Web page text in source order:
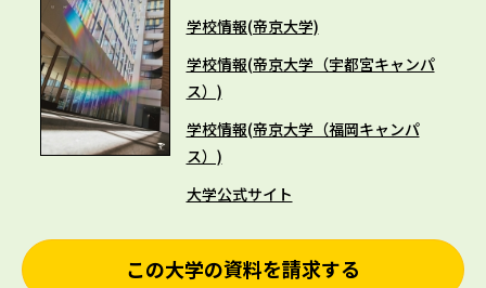
学校情報(帝京大学)
学校情報(帝京大学（宇都宮キャンパ
ス）)
学校情報(帝京大学（福岡キャンパ
ス）)
大学公式サイト
この大学の資料を請求する